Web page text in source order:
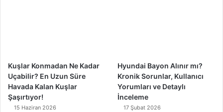
Kuşlar Konmadan Ne Kadar
Uçabilir? En Uzun Süre
Havada Kalan Kuşlar
Şaşırtıyor!
15 Haziran 2026
Hyundai Bayon Alınır mı?
Kronik Sorunlar, Kullanıcı
Yorumları ve Detaylı
İnceleme
17 Şubat 2026